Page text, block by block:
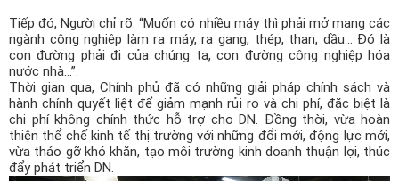
Tiếp đó, Người chỉ rõ: “Muốn có nhiều máy thì phải mở mang các
ngành công nghiệp làm ra máy, ra gang, thép, than, dầu… Đó là
con đường phải đi của chúng ta, con đường công nghiệp hóa
nước nhà…”.
Thời gian qua, Chính phủ đã có những giải pháp chính sách và
hành chính quyết liệt để giảm mạnh rủi ro và chi phí, đặc biệt là
chi phí không chính thức hỗ trợ cho DN. Đồng thời, vừa hoàn
thiện thể chế kinh tế thị trường với những đổi mới, động lực mới,
vừa tháo gỡ khó khăn, tạo môi trường kinh doanh thuận lợi, thúc
đẩy phát triển DN.